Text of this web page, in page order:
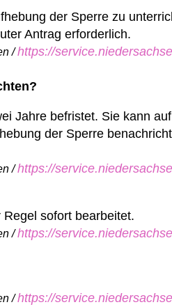
der Sperre zu
Antrag erforderlich.
/https://
Jahre befristet. Sie kann
der Sperre
/https://
sofort bearbeitet.
/https://
/https://